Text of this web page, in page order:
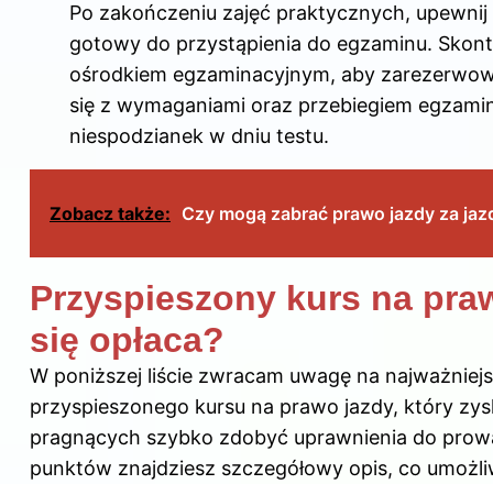
Po zakończeniu zajęć praktycznych,
gotowy do przystąpienia do egzaminu.
ośrodkiem egzaminacyjnym, aby
się z wymaganiami oraz przebiegiem
niespodzianek w dniu testu.
Zobacz także: Czy mogą zabrać prawo jazdy za
Przyspieszony kurs na
się opłaca?
W poniższej liście zwracam uwagę na
przyspieszonego kursu na prawo jazdy, który
pragnących szybko zdobyć uprawnienia do
punktów znajdziesz szczegółowy opis, co